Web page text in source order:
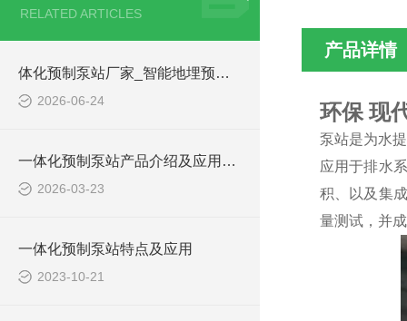
RELATED ARTICLES
体化预制泵站厂家_智能地埋预制泵站-凌科环保
2026-06-24
一体化预制泵站产品介绍及应用范围
2026-03-23
一体化预制泵站特点及应用
2023-10-21
产品详情
环保 现
泵站是为水
应用于排水
积、以及集
量测试，并